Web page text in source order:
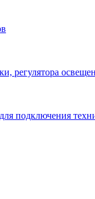
регулятора
подключения